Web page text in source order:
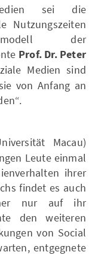
sei die
Nutzungszeiten
der
Prof. Dr. Peter
Medien sind
von Anfang an
Macau)
Leute einmal
ihrer
findet es auch
nur auf ihr
den weiteren
von Social
entgegnete